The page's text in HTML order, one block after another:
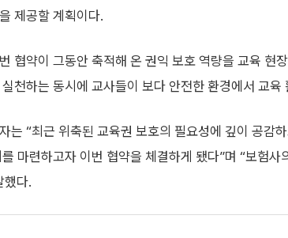
제공할 계획이다.
협약이 그동안 축적해 온 권익 보호 역량을 교육 현
천하는 동시에 교사들이 보다 안전한 환경에서 교
는 “최근 위축된 교육권 보호의 필요성에 깊이 공감
마련하고자 이번 협약을 체결하게 됐다”며 “보험
했다.